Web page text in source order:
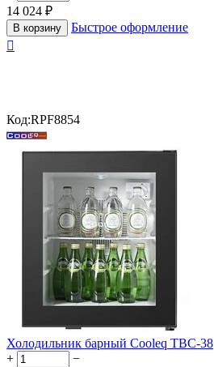
14 024 ₽
В корзину
Быстрое оформление

Код:RPF8854
Холодильник барный Cooleq TBC-38
+
−